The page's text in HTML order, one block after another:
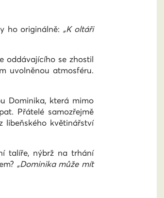
ho originálně: „K oltáři
oddávajícího se zhostil
uvolněnou atmosféru.
Dominika, která mimo
Přátelé samozřejmě
libeňského květinářství
talíře, nýbrž na trhání
„Dominika může mít